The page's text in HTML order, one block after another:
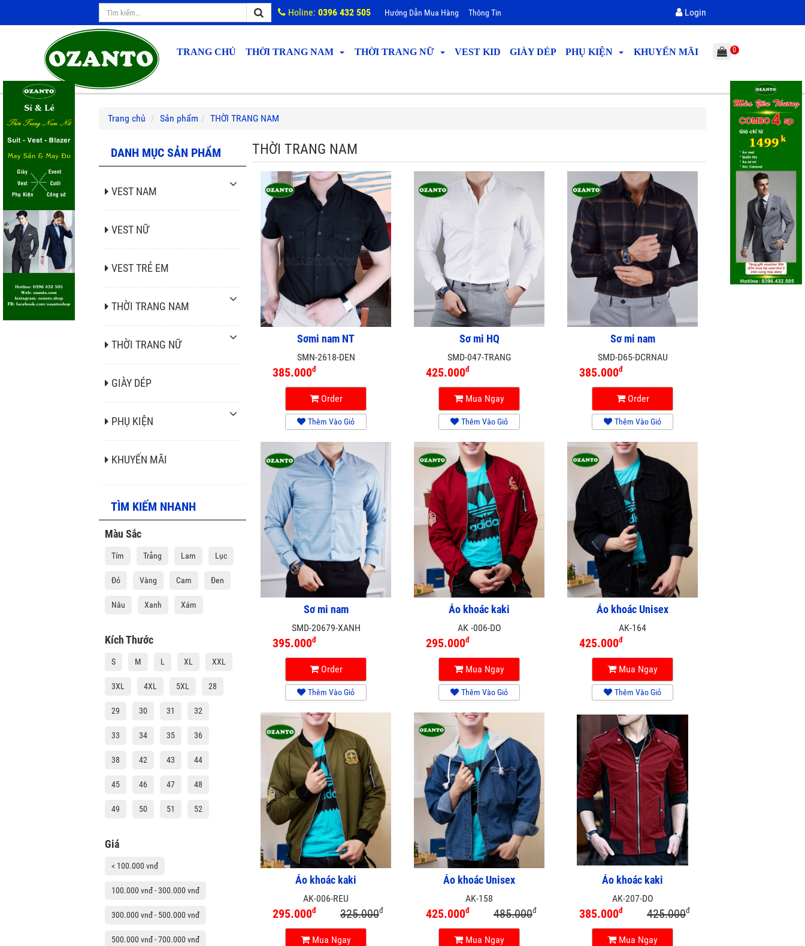
Holine: 0396 432 505 Hướng Dẫn Mua Hàng Thông Tin Login
TRANG CHỦ THỜI TRANG NAM THỜI TRANG NỮ VEST KID GIÀY DÉP PHỤ KIỆN KHUYẾN MÃI 0
Trang chủ Sản phẩm THỜI TRANG NAM
THỜI TRANG NAM
Sơmi nam NT
SMN-2618-DEN
385.000đ
Order
Thêm Vào Giỏ
Sơ mi HQ
SMD-047-TRANG
425.000đ
Mua Ngay
Thêm Vào Giỏ
Sơ mi nam
SMD-D65-DCRNAU
385.000đ
Order
Thêm Vào Giỏ
Sơ mi nam
SMD-20679-XANH
395.000đ
Order
Thêm Vào Giỏ
Áo khoác kaki
AK -006-DO
295.000đ
Mua Ngay
Thêm Vào Giỏ
Áo khoác Unisex
AK-164
425.000đ
Mua Ngay
Thêm Vào Giỏ
Áo khoác kaki
AK-006-REU
295.000đ 325.000đ
Mua Ngay
Áo khoác Unisex
AK-158
425.000đ 485.000đ
Mua Ngay
Áo khoác kaki
AK-207-DO
385.000đ 425.000đ
Mua Ngay
DANH MỤC SẢN PHẨM
VEST NAM
VEST NỮ
VEST TRẺ EM
THỜI TRANG NAM
THỜI TRANG NỮ
GIÀY DÉP
PHỤ KIỆN
KHUYẾN MÃI
TÌM KIẾM NHANH
Màu Sắc
Tím Trắng Lam Lục
Đỏ Vàng Cam Đen
Nâu Xanh Xám
Kích Thước
S M L XL XXL
3XL 4XL 5XL 28
29 30 31 32
33 34 35 36
38 42 43 44
45 46 47 48
49 50 51 52
Giá
< 100.000 vnđ
100.000 vnđ - 300.000 vnđ
300.000 vnđ - 500.000 vnđ
500.000 vnđ - 700.000 vnđ